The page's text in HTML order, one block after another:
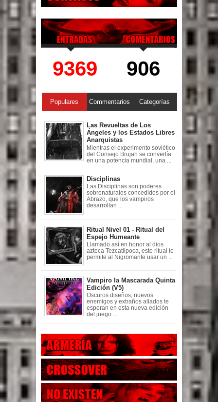
9369 906
Populares Commentarios Categorías
Las Revueltas de Los
Ángeles y los Estados Libres
Anarquistas
Mientras el experimento soviético
del Consejo Brujah se convertía
en una potencia mundial, una ...
Disciplinas
Las Disciplinas son poderes
sobrenaturales concedidos por el
Abrazo, que los vampiros
desarrollan ...
Ritual Nivel 01 - Ritual del
Espejo Humeante
Llamado así en honor al dios
azteca Tezcatlipoca, este ritual le
permite al Nigromante usar un ...
Vampiro la Mascarada Quinta
Edición (V5)
Oscuros diseños, nuevos
enemigos y extraños aliados te
esperan en esta nueva edición
del juego ...